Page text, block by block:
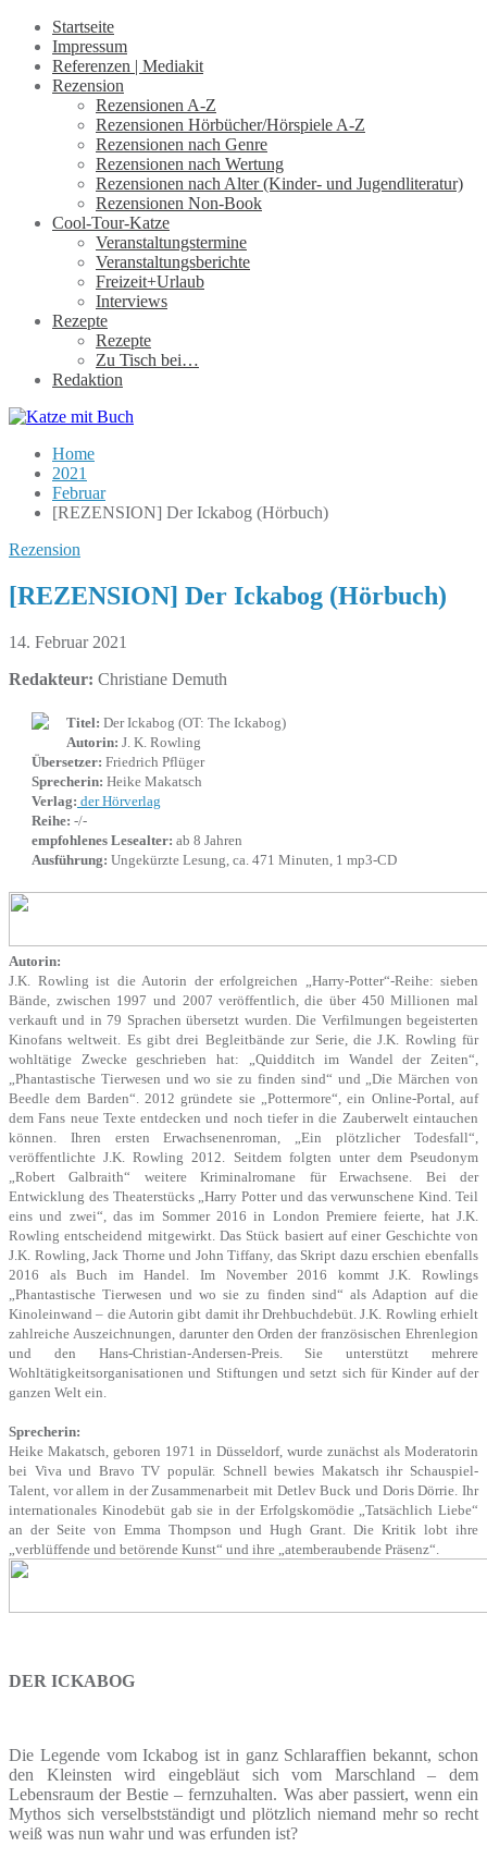
Startseite
Impressum
Referenzen | Mediakit
Rezension
Rezensionen A-Z
Rezensionen Hörbücher/Hörspiele A-Z
Rezensionen nach Genre
Rezensionen nach Wertung
Rezensionen nach Alter (Kinder- und Jugendliteratur)
Rezensionen Non-Book
Cool-Tour-Katze
Veranstaltungstermine
Veranstaltungsberichte
Freizeit+Urlaub
Interviews
Rezepte
Rezepte
Zu Tisch bei…
Redaktion
Home
2021
Februar
[REZENSION] Der Ickabog (Hörbuch)
Rezension
[REZENSION] Der Ickabog (Hörbuch)
14. Februar 2021
Redakteur: Christiane Demuth
Titel: Der Ickabog (OT: The Ickabog)
Autorin: J. K. Rowling
Übersetzer: Friedrich Pflüger
Sprecherin: Heike Makatsch
Verlag: der Hörverlag
Reihe: -/-
empfohlenes Lesealter: ab 8 Jahren
Ausführung: Ungekürzte Lesung, ca. 471 Minuten, 1 mp3-CD
Autorin:
J.K. Rowling ist die Autorin der erfolgreichen „Harry-Potter“-Reihe: sieben
Bände, zwischen 1997 und 2007 veröffentlich, die über 450 Millionen mal
verkauft und in 79 Sprachen übersetzt wurden. Die Verfilmungen begeisterten
Kinofans weltweit. Es gibt drei Begleitbände zur Serie, die J.K. Rowling für
wohltätige Zwecke geschrieben hat: „Quidditch im Wandel der Zeiten“,
„Phantastische Tierwesen und wo sie zu finden sind“ und „Die Märchen von
Beedle dem Barden“. 2012 gründete sie „Pottermore“, ein Online-Portal, auf
dem Fans neue Texte entdecken und noch tiefer in die Zauberwelt eintauchen
können. Ihren ersten Erwachsenenroman, „Ein plötzlicher Todesfall“,
veröffentlichte J.K. Rowling 2012. Seitdem folgten unter dem Pseudonym
„Robert Galbraith“ weitere Kriminalromane für Erwachsene. Bei der
Entwicklung des Theaterstücks „Harry Potter und das verwunschene Kind. Teil
eins und zwei“, das im Sommer 2016 in London Premiere feierte, hat J.K.
Rowling entscheidend mitgewirkt. Das Stück basiert auf einer Geschichte von
J.K. Rowling, Jack Thorne und John Tiffany, das Skript dazu erschien ebenfalls
2016 als Buch im Handel. Im November 2016 kommt J.K. Rowlings
„Phantastische Tierwesen und wo sie zu finden sind“ als Adaption auf die
Kinoleinwand – die Autorin gibt damit ihr Drehbuchdebüt. J.K. Rowling erhielt
zahlreiche Auszeichnungen, darunter den Orden der französischen Ehrenlegion
und den Hans-Christian-Andersen-Preis. Sie unterstützt mehrere
Wohltätigkeitsorganisationen und Stiftungen und setzt sich für Kinder auf der
ganzen Welt ein.
Sprecherin:
Heike Makatsch, geboren 1971 in Düsseldorf, wurde zunächst als Moderatorin
bei Viva und Bravo TV populär. Schnell bewies Makatsch ihr Schauspiel-
Talent, vor allem in der Zusammenarbeit mit Detlev Buck und Doris Dörrie. Ihr
internationales Kinodebüt gab sie in der Erfolgskomödie „Tatsächlich Liebe“
an der Seite von Emma Thompson und Hugh Grant. Die Kritik lobt ihre
„verblüffende und betörende Kunst“ und ihre „atemberaubende Präsenz“.
DER ICKABOG
Die Legende vom Ickabog ist in ganz Schlaraffien bekannt, schon
den Kleinsten wird eingebläut sich vom Marschland – dem
Lebensraum der Bestie – fernzuhalten. Was aber passiert, wenn ein
Mythos sich verselbstständigt und plötzlich niemand mehr so recht
weiß was nun wahr und was erfunden ist?